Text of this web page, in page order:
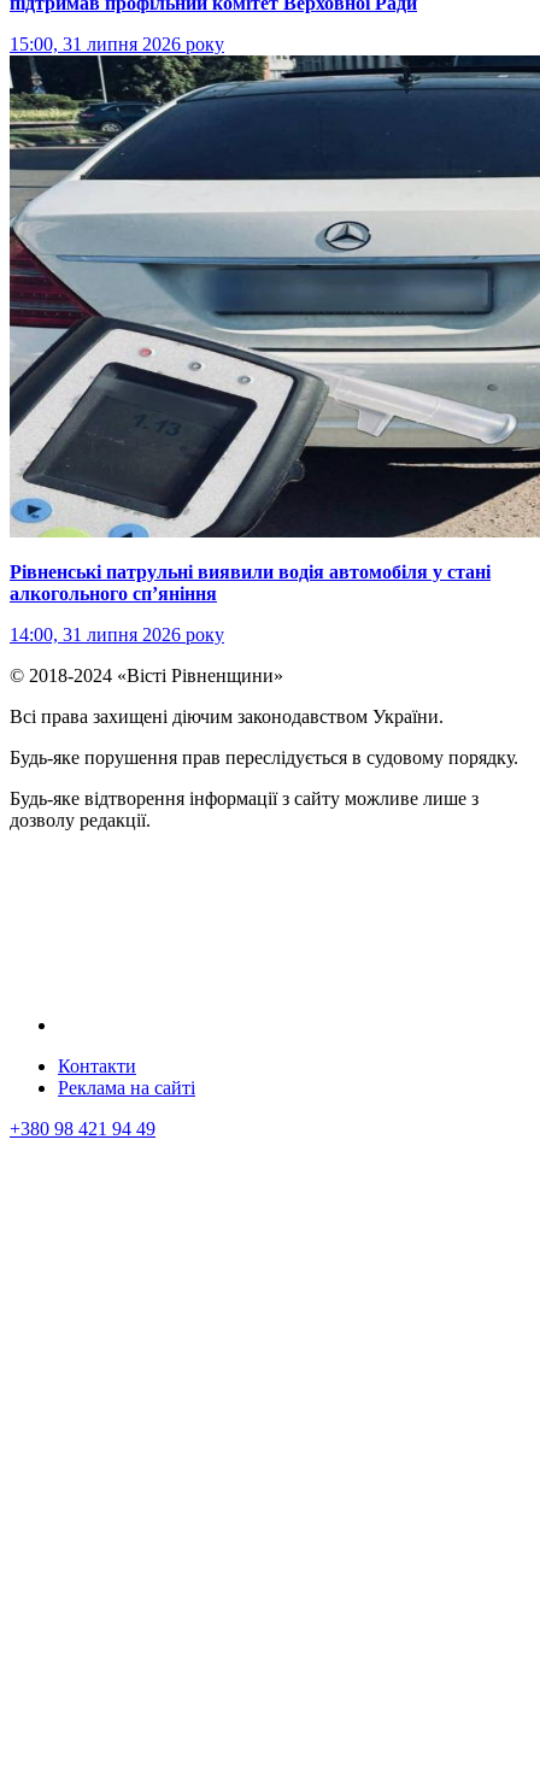
15:00, 31 липня 2026 року
Рівненські патрульні виявили водія автомобіля у стані
алкогольного сп’яніння
14:00, 31 липня 2026 року
© 2018-2024 «Вісті Рівненщини»
Всі права захищені діючим законодавством України.
Будь-яке порушення прав переслідується в судовому порядку.
Будь-яке відтворення інформації з сайту можливе лише з
дозволу редакції.
Контакти
Реклама на сайтi
+380 98 421 94 49